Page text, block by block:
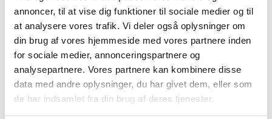
annoncer, til at vise dig funktioner til sociale medier og til
at analysere vores trafik. Vi deler også oplysninger om
din brug af vores hjemmeside med vores partnere inden
for sociale medier, annonceringspartnere og
analysepartnere. Vores partnere kan kombinere disse
data med andre oplysninger, du har givet dem, eller som
de har indsamlet fra din brug af deres tjenester.
spille en rolig birolle. Farverne holdes i sort og creme, og
stregen er tynd og præcis, hvilket skaber en harmonisk
balance mellem funktion og æstetik. Plakaten passer perfekt
til både private hjem og professionelle køkkener og matcher
naturligt med søsterplakaten Kitchen Line Art No. 02. Et
diskret, men raffineret valg til dig, der sætter pris på godt
design og madens enkle skønhed.